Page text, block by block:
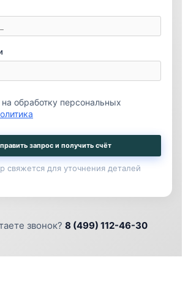
на обработку персональных
запрос и получить счёт
свяжется для уточнения деталей
звонок? 8 (499) 112-46-30